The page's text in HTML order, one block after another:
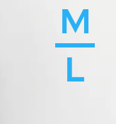
M
L